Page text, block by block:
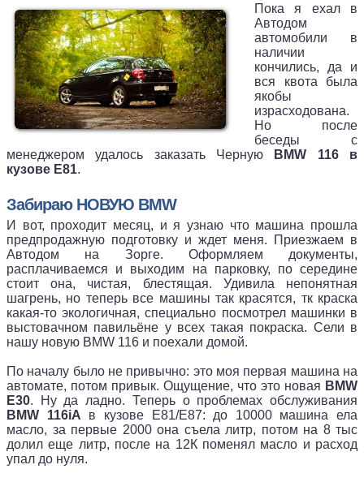
Пока я ехал в
Автодом
автомобили в
наличии
кончились, да и
вся квота была
якобы
израсходована.
Но после
беседы с
менеджером удалось заказать Черную
BMW 116 в
кузове E81.
Забираю НОВУЮ BMW
И вот, проходит месяц, и я узнаю что машина прошла
предпродажную подготовку и ждет меня. Приезжаем в
Автодом на Зорге. Оформляем документы,
расплачиваемся и выходим на парковку, по середине
стоит она, чистая, блестящая. Удивила непонятная
шагрень, но теперь все машины так красятся, тк краска
какая-то экологичная, специально посмотрел машинки в
выстовачном павильёне у всех такая покраска. Сели в
нашу новую BMW 116 и поехали домой.
По началу было не привычно: это моя первая машина на
автомате, потом привык. Ощущение, что это новая BMW
Е30. Ну да ладно. Теперь о проблемах обслуживания
BMW 116iA в кузове E81/Е87: до 10000 машина ела
масло, за первые 2000 она съела литр, потом на 8 тыс
долил еще литр, после на 12К поменял масло и расход
упал до нуля.